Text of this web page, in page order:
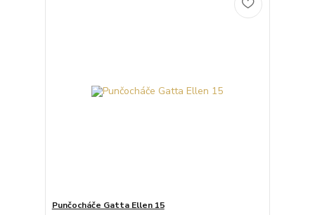
Punčocháče Gatta Ellen 15